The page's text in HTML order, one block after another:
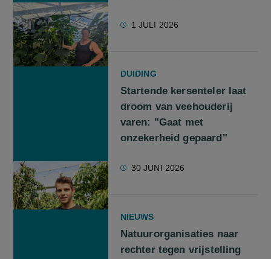
1 JULI 2026
DUIDING
Startende kersenteler laat
droom van veehouderij
varen: "Gaat met
onzekerheid gepaard"
30 JUNI 2026
NIEUWS
Natuurorganisaties naar
rechter tegen vrijstelling